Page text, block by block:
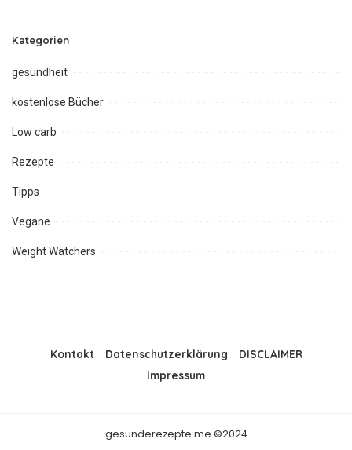
Kategorien
gesundheit
kostenlose Bücher
Low carb
Rezepte
Tipps
Vegane
Weight Watchers
Kontakt Datenschutzerklärung
DISCLAIMER
Impressum
gesunderezepte.me ©2024